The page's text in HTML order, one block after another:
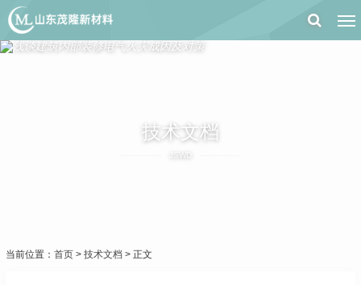
技术文档
JSWD
当前位置： 首页 > 技术文档 > 正文